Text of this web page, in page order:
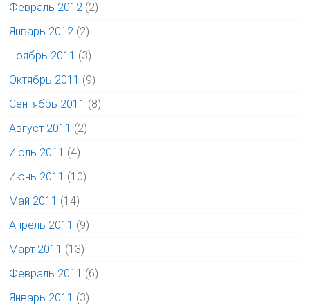
Февраль 2012 (2)
Январь 2012 (2)
Ноябрь 2011 (3)
Октябрь 2011 (9)
Сентябрь 2011 (8)
Август 2011 (2)
Июль 2011 (4)
Июнь 2011 (10)
Май 2011 (14)
Апрель 2011 (9)
Март 2011 (13)
Февраль 2011 (6)
Январь 2011 (3)